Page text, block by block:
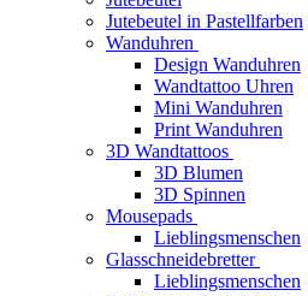
Jutebeutel in Pastellfarben
Wanduhren
Design Wanduhren
Wandtattoo Uhren
Mini Wanduhren
Print Wanduhren
3D Wandtattoos
3D Blumen
3D Spinnen
Mousepads
Lieblingsmenschen
Glasschneidebretter
Lieblingsmenschen